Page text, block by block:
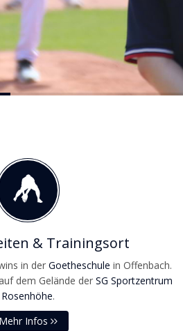
& Trainingsort
in der Goetheschule in Offenbach.
dem Gelände der SG Sportzentrum
Rosenhöhe.
Mehr Infos